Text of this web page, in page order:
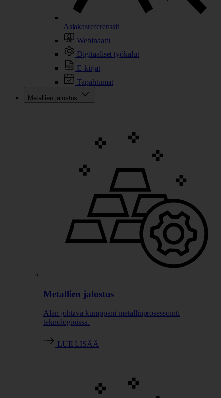
Asiakasreferenssit
Webinaarit
Digitaaliset työkalut
E-kirjat
Tapahtumat
Metallien jalostus
Metallien jalostus
Alan johtava kumppani metallinprosessointi
teknologioissa.
LUE LISÄÄ